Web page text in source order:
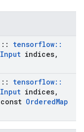
:: tensorflow::
Input indices,
:: tensorflow::
Input indices,
const OrderedMap